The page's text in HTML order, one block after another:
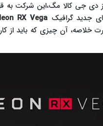
دی جی کالا مگ،این شرکت
جدید گرافیک RX Vega